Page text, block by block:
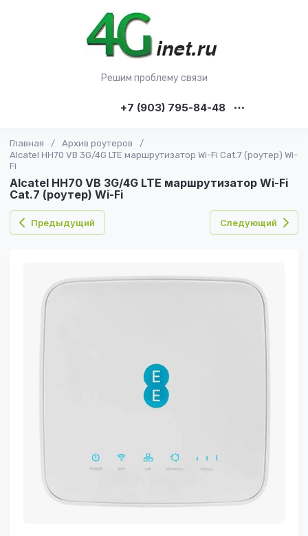
Решим проблему связи
+7 (903) 795-84-48
Главная / Архив роутеров
/
Alcatel HH70 VB 3G/4G LTE маршрутизатор Wi-Fi Cat.7 (роутер) Wi-
Fi
Alcatel HH70 VB 3G/4G LTE маршрутизатор Wi-Fi
Cat.7 (роутер) Wi-Fi
Предыдущий Следующий